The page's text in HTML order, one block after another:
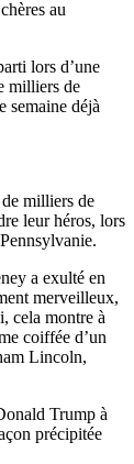
au
lors d’une
milliers de
semaine déjà
milliers de
leur héros, lors
a exulté en
merveilleux,
cela montre à
coiffée d’un
Lincoln,
Trump à
précipitée